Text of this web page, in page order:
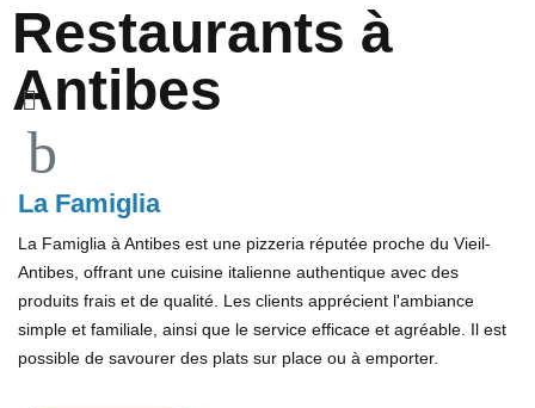
Restaurants à
Antibes
La Famiglia
La Famiglia à Antibes est une pizzeria réputée proche du Vieil-
Antibes, offrant une cuisine italienne authentique avec des
produits frais et de qualité. Les clients apprécient l'ambiance
simple et familiale, ainsi que le service efficace et agréable. Il est
possible de savourer des plats sur place ou à emporter.